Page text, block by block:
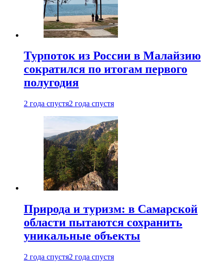
Турпоток из России в Малайзию
сократился по итогам первого
полугодия
2 года спустя2 года спустя
Природа и туризм: в Самарской
области пытаются сохранить
уникальные объекты
2 года спустя2 года спустя